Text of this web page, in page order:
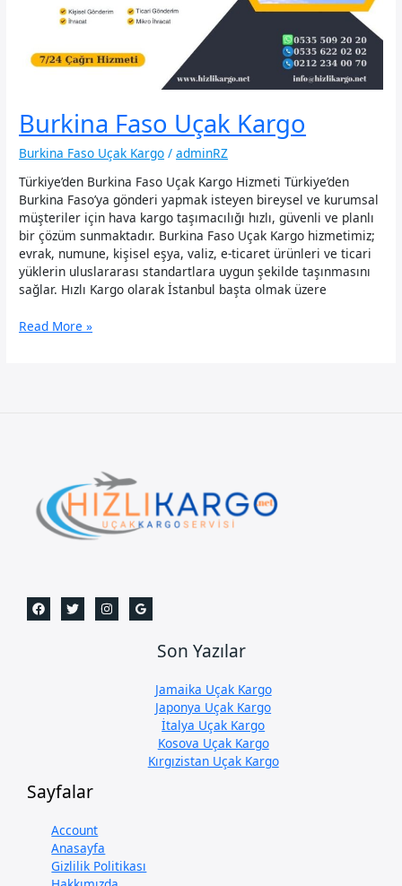
Burkina Faso Uçak Kargo
Burkina Faso Uçak Kargo /adminRZ
Türkiye’den Burkina Faso Uçak Kargo Hizmeti Türkiye’den
Burkina Faso’ya gönderi yapmak isteyen bireysel ve kurumsal
müşteriler için hava kargo taşımacılığı hızlı, güvenli ve planlı
bir çözüm sunmaktadır. Burkina Faso Uçak Kargo hizmetimiz;
evrak, numune, kişisel eşya, valiz, e-ticaret ürünleri ve ticari
yüklerin uluslararası standartlara uygun şekilde taşınmasını
sağlar. Hızlı Kargo olarak İstanbul başta olmak üzere
Burkina
Read More »
Son Yazılar
Jamaika Uçak Kargo
Japonya Uçak Kargo
İtalya Uçak Kargo
Kosova Uçak Kargo
Kırgızistan Uçak Kargo
Sayfalar
Account
Anasayfa
Gizlilik Politikası